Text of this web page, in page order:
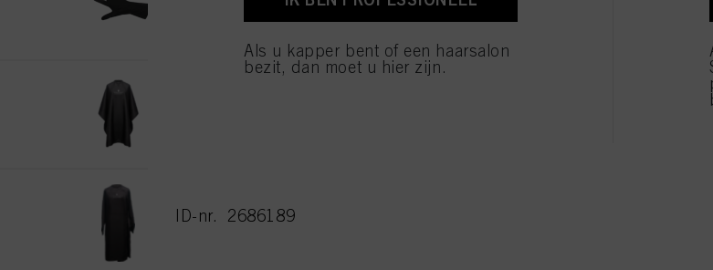
ID-nr. 2686189
Als u kapper bent of een haarsalon
bezit, dan moet u hier zijn.
alleen cookies gebruikt die technisch noodzakelijk zijn om u deze website aan te kunnen